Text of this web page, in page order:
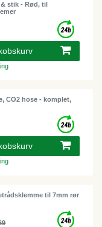
stik - Rød, til
CO2 hose - komplet,
til 7mm rør